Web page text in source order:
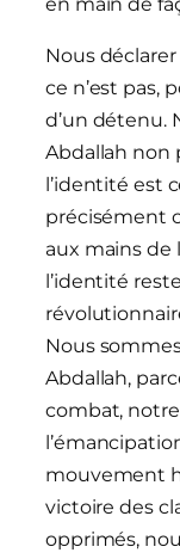
en main de
Nous
ce n’est pas,
d’un détenu.
Abdallah non
l’identité est
précisément
aux mains de
l’identité
Nous
Abdallah,
combat,
mouvement
victoire des
opprimés,